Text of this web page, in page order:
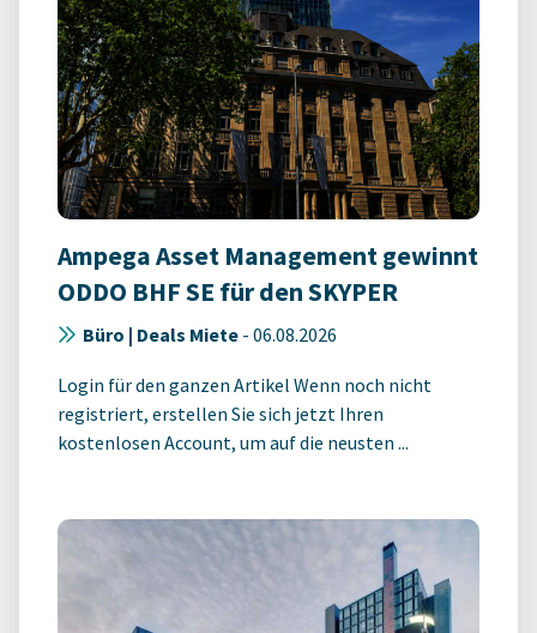
Ampega Asset Management gewinnt
ODDO BHF SE für den SKYPER
Büro | Deals Miete - 06.08.2026
Login für den ganzen Artikel Wenn noch nicht
registriert, erstellen Sie sich jetzt Ihren
kostenlosen Account, um auf die neusten ...